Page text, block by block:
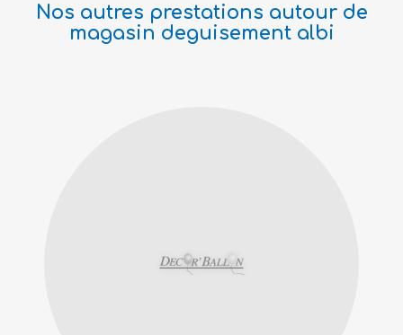
Nos autres prestations autour de
magasin deguisement albi